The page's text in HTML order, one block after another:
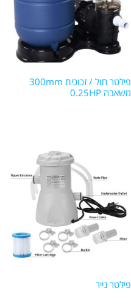
פילטר חול / זכוכית 300mm
משאבה 0.25HP
פילטר נייר